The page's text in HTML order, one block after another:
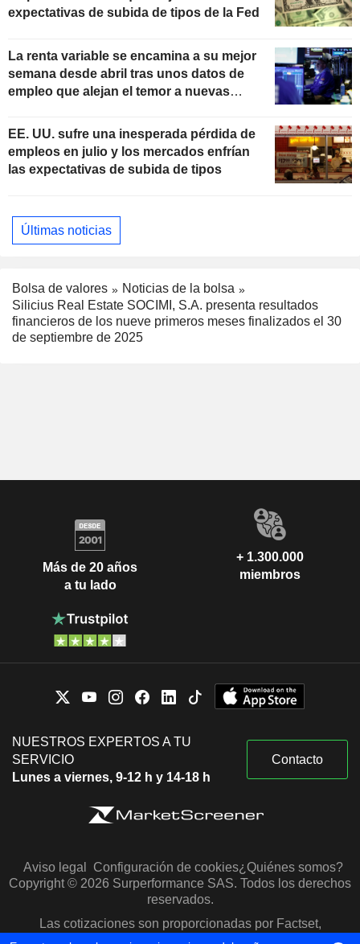
expectativas de subida de tipos de la Fed
La renta variable se encamina a su mejor
semana desde abril tras unos datos de
empleo que alejan el temor a nuevas
EE. UU. sufre una inesperada pérdida de
empleos en julio y los mercados enfrían
las expectativas de subida de tipos
Últimas noticias
Bolsa de valores
Noticias de la bolsa
Silicius Real Estate SOCIMI, S.A. presenta resultados
financieros de los nueve primeros meses finalizados el 30
de septiembre de 2025
Más de 20 años
a tu lado
+ 1.300.000
miembros
NUESTROS EXPERTOS A TU
SERVICIO
Lunes a viernes, 9-12 h y 14-18 h
Contacto
Aviso legal Configuración de cookies¿Quiénes somos?
Copyright © 2026 Surperformance SAS. Todos los derechos
reservados.
Las cotizaciones son proporcionadas por Factset,
Morningstar y S&P Capital IQ